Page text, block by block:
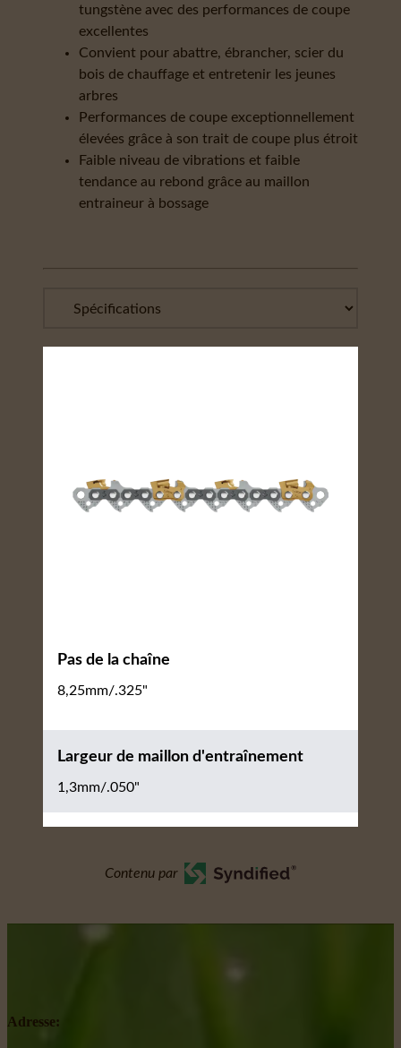
tungstène avec des performances de coupe
excellentes
Convient pour abattre, ébrancher, scier du
bois de chauffage et entretenir les jeunes
arbres
Performances de coupe exceptionnellement
élevées grâce à son trait de coupe plus étroit
Faible niveau de vibrations et faible
tendance au rebond grâce au maillon
entraineur à bossage
Pas de la chaîne
8,25mm/.325"
Largeur de maillon d'entraînement
1,3mm/.050"
Contenu par
Adresse: